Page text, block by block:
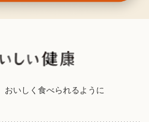
おいしく食べられるように